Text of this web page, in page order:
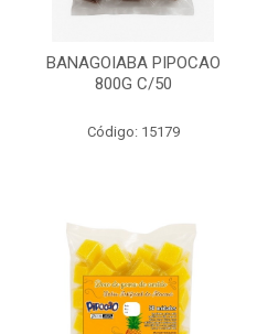
BANAGOIABA PIPOCAO
800G C/50
Código: 15179